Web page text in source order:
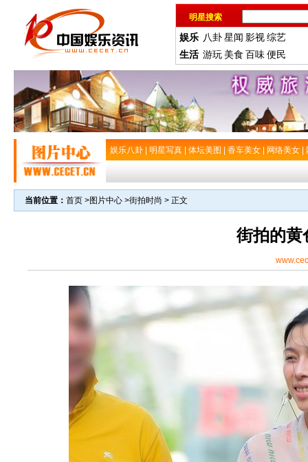
明星搜索
娱乐 八卦星闻 影视综艺
生活 游玩 美食 百味便民
娱乐八卦 明星写真 体坛美图 香车美女 网络美女
当前位置： 首页 >图片中心 >街拍时尚 > 正文
街拍的黄